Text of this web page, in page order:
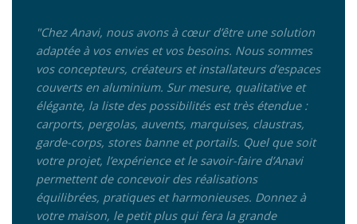
"Chez Anavi, nous avons à cœur d’être une solution
adaptée à vos envies et vos besoins. Nous sommes
vos concepteurs, créateurs et installateurs d’espaces
couverts en aluminium. Sur mesure, qualitative et
élégante, la liste des possibilités est très étendue :
carports, pergolas, auvents, marquises, claustras,
garde-corps, stores banne et portails. Quel que soit
votre projet, l’expérience et le savoir-faire d’Anavi
permettent de concevoir des réalisations
équilibrées, pratiques et harmonieuses. Donnez à
votre maison, le petit plus qui fera la grande